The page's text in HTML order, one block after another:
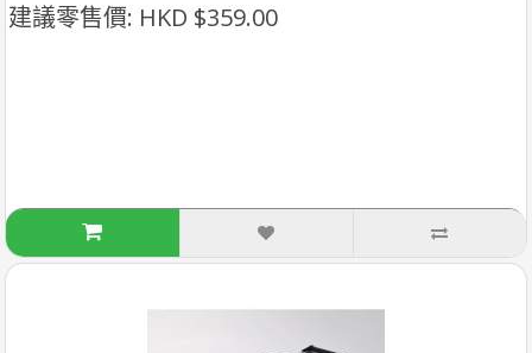
建議零售價: HKD $359.00